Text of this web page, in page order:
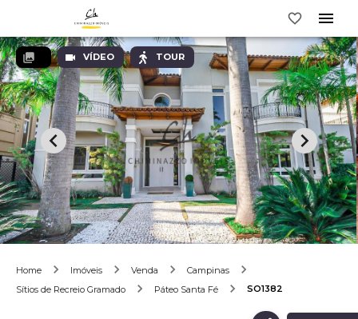
VÍDEO TOUR
Home Imóveis Venda
Campinas
Sítios de Recreio Gramado
Páteo Santa Fé SO1382